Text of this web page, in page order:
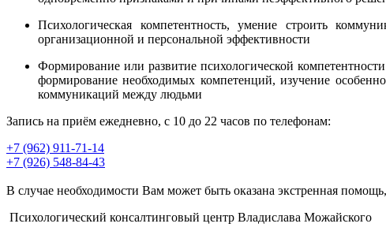
Психологическая компетентность, умение строить
организационной и персональной эффективности
Формирование или развитие психологической
формирование необходимых компетенций, изучение
коммуникаций между людьми
Запись на приём ежедневно, с 10 до 22 часов по телефонам:
+7 (962) 911-71-14
+7 (926) 548-84-43
В случае необходимости Вам может быть оказана экстренная
Психологический консалтинговый центр Владислава Можайского